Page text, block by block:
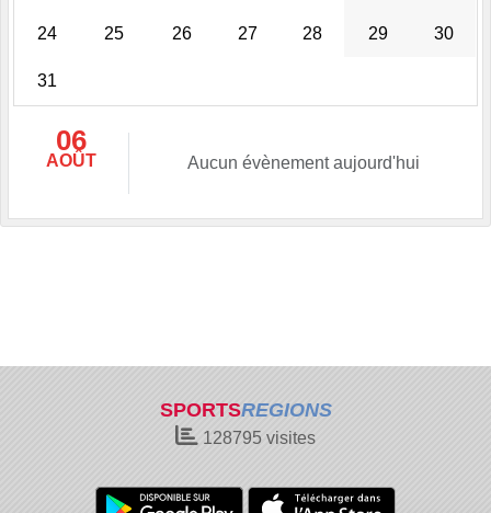
24 25 26 27 28 29 30
31
06
AOÛT Aucun évènement aujourd'hui
SPORTSREGIONS
128795 visites